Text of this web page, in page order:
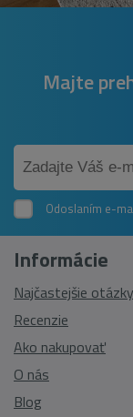
Majte
Odoslaním e-
Informácie
Najčastejšie otázky
Recenzie
Ako nakupovať
O nás
Blog